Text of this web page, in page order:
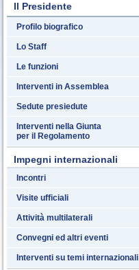
Il Presidente
Profilo biografico
Lo Staff
Le funzioni
Interventi in Assemblea
Sedute presiedute
Interventi nella Giunta
per il Regolamento
Impegni internazionali
Incontri
Visite ufficiali
Attività multilaterali
Convegni ed altri eventi
Interventi su temi internazionali